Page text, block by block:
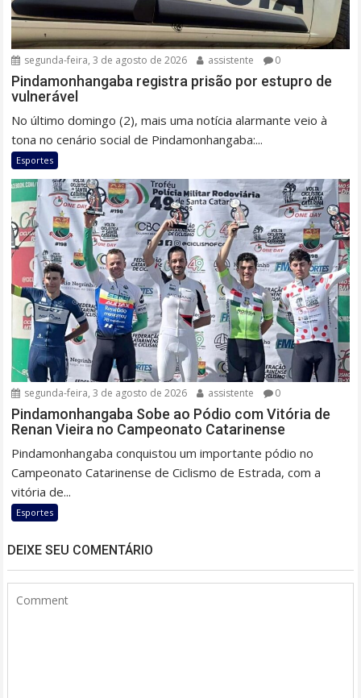
segunda-feira, 3 de agosto de 2026 assistente 0
Pindamonhangaba registra prisão por estupro de
vulnerável
No último domingo (2), mais uma notícia alarmante veio à
tona no cenário social de Pindamonhangaba:...
Esportes
segunda-feira, 3 de agosto de 2026 assistente 0
Pindamonhangaba Sobe ao Pódio com Vitória de
Renan Vieira no Campeonato Catarinense
Pindamonhangaba conquistou um importante pódio no
Campeonato Catarinense de Ciclismo de Estrada, com a
vitória de...
Esportes
DEIXE SEU COMENTÁRIO